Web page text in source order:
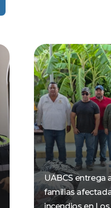
UABCS entrega
familias